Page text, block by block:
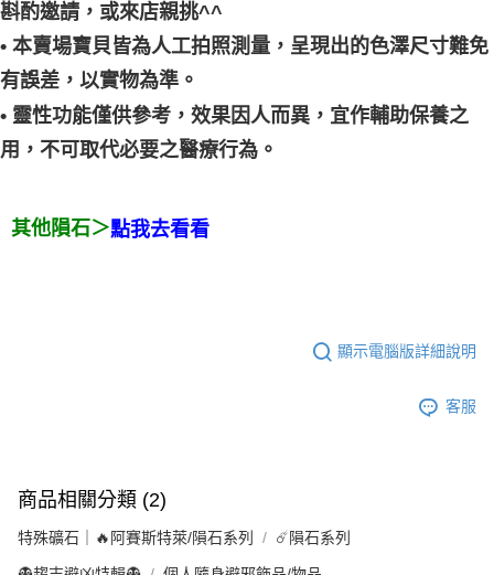
斟酌邀請，或來店親挑^^
• 本賣場寶貝皆為人工拍照測量，呈現出的色澤尺寸難免
有誤差，以實物為準。
• 靈性功能僅供參考，效果因人而異，宜作輔助保養之
用，不可取代必要之醫療行為。
其他隕石＞點我去看看
顯示電腦版詳細說明
客服
商品相關分類 (2)
特殊礦石｜🔥阿賽斯特萊/隕石系列 ☄️隕石系列